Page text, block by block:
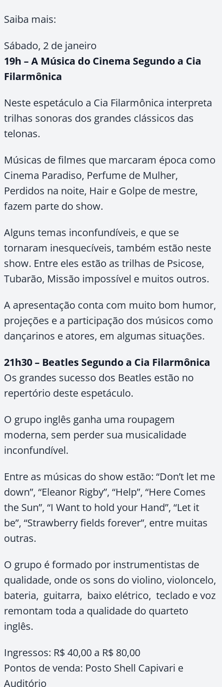
Saiba mais:
Sábado, 2 de janeiro
19h – A Música do Cinema Segundo a Cia
Filarmônica
Neste espetáculo a Cia Filarmônica interpreta
trilhas sonoras dos grandes clássicos das
telonas.
Músicas de filmes que marcaram época como
Cinema Paradiso, Perfume de Mulher,
Perdidos na noite, Hair e Golpe de mestre,
fazem parte do show.
Alguns temas inconfundíveis, e que se
tornaram inesquecíveis, também estão neste
show. Entre eles estão as trilhas de Psicose,
Tubarão, Missão impossível e muitos outros.
A apresentação conta com muito bom humor,
projeções e a participação dos músicos como
dançarinos e atores, em algumas situações.
21h30 – Beatles Segundo a Cia Filarmônica
Os grandes sucesso dos Beatles estão no
repertório deste espetáculo.
O grupo inglês ganha uma roupagem
moderna, sem perder sua musicalidade
inconfundível.
Entre as músicas do show estão: “Don’t let me
down”, “Eleanor Rigby”, “Help”, “Here Comes
the Sun”, “I Want to hold your Hand”, “Let it
be”, “Strawberry fields forever”, entre muitas
outras.
O grupo é formado por instrumentistas de
qualidade, onde os sons do violino, violoncelo,
bateria, guitarra, baixo elétrico, teclado e voz
remontam toda a qualidade do quarteto
inglês.
Ingressos: R$ 40,00 a R$ 80,00
Pontos de venda: Posto Shell Capivari e
Auditório